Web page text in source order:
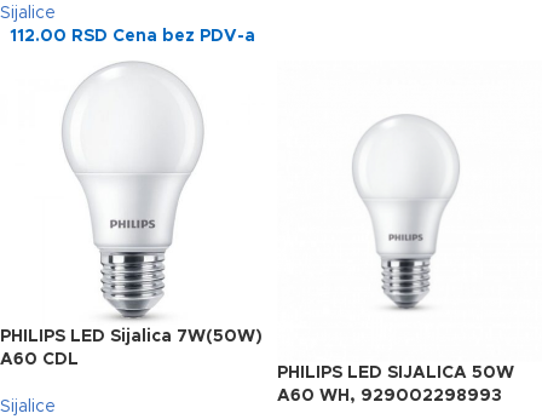
Sijalice
112.00 RSD Cena bez PDV-a
PHILIPS LED Sijalica 7W(50W)
A60 CDL
Sijalice
PHILIPS LED SIJALICA 50W
A60 WH, 929002298993